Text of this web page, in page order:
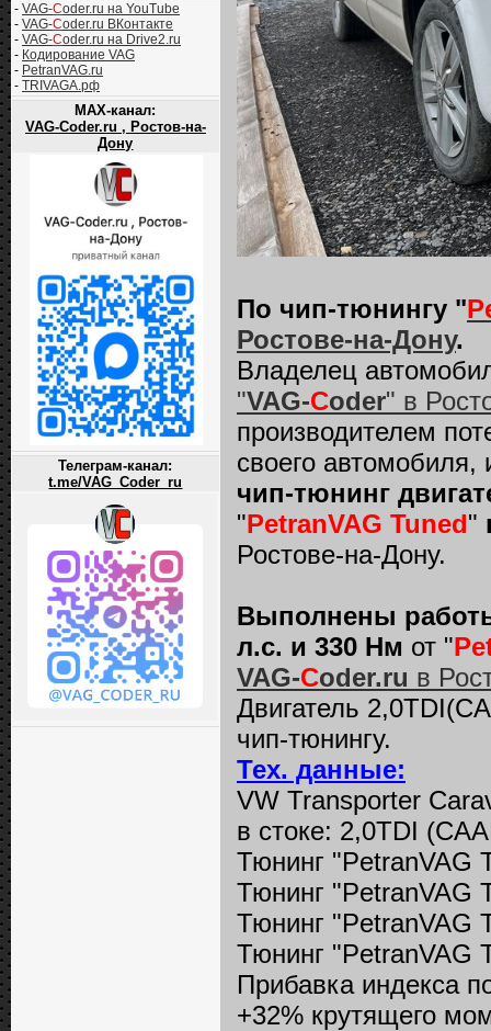
- VAG-Coder.ru на YouTube
- VAG-Coder.ru ВКонтакте
- VAG-Coder.ru на Drive2.ru
- Кодирование VAG
- PetranVAG.ru
- TRIVAGA.рф
MAX-канал:
VAG-Coder.ru , Ростов-на-
Дону
Телеграм-канал:
t.me/VAG_Coder_ru
По чип-тюнингу "
Ростове-на-Дону.
Владелец
"VAG-Coder" в
производителем
своего
чип-тюнинг
"PetranVAG Tuned"
Ростове-на-Дону.
Выполнены
л.с. и 330 Нм от "
VAG-Coder.ru в
Двигатель
чип-тюнингу.
Тех. данные:
VW Transporter
в стоке: 2,0TDI
Тюнинг "PetranVAG
Тюнинг "PetranVAG
Тюнинг "PetranVAG
Тюнинг "PetranVAG
Прибавка индекса
+32% крутящего